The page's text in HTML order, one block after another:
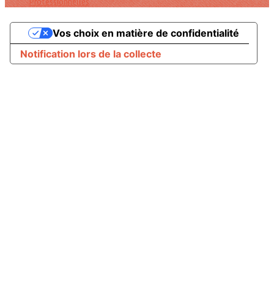
Notification lors de la collecte
Vos choix en matière de confidentialité